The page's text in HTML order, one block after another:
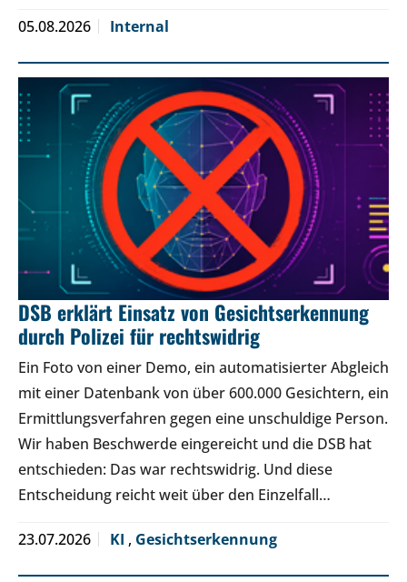
05.08.2026 Internal
DSB erklärt Einsatz von Gesichtserkennung
durch Polizei für rechtswidrig
Ein Foto von einer Demo, ein automatisierter Abgleich
mit einer Datenbank von über 600.000 Gesichtern, ein
Ermittlungsverfahren gegen eine unschuldige Person.
Wir haben Beschwerde eingereicht und die DSB hat
entschieden: Das war rechtswidrig. Und diese
Entscheidung reicht weit über den Einzelfall…
23.07.2026 KI , Gesichtserkennung